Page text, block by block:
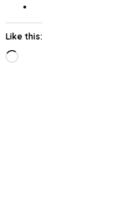
Like this:
Loading…